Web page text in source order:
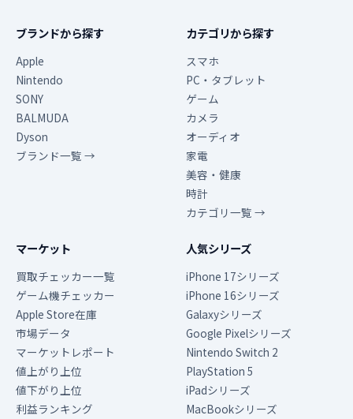
ブランドから探す
Apple
Nintendo
SONY
BALMUDA
Dyson
ブランド一覧 →
カテゴリから探す
スマホ
PC・タブレット
ゲーム
カメラ
オーディオ
家電
美容・健康
時計
カテゴリ一覧 →
マーケット
買取チェッカー一覧
ゲーム機チェッカー
Apple Store在庫
市場データ
マーケットレポート
値上がり上位
値下がり上位
利益ランキング
人気シリーズ
iPhone 17シリーズ
iPhone 16シリーズ
Galaxyシリーズ
Google Pixelシリーズ
Nintendo Switch 2
PlayStation 5
iPadシリーズ
MacBookシリーズ